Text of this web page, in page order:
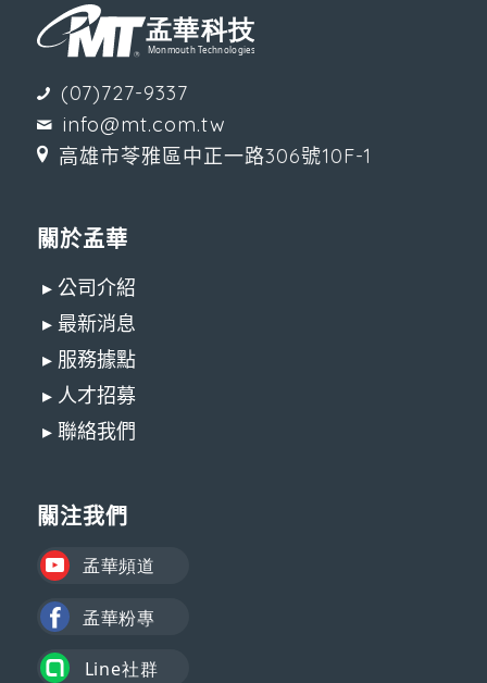
(07)727-9337
info@mt.com.tw
高雄市苓雅區中正一路306號10F-1
關於孟華
▸ 公司介紹
▸ 最新消息
▸ 服務據點
▸ 人才招募
▸ 聯絡我們
關注我們